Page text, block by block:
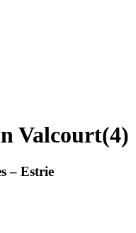
Valcourt(4)
– Estrie